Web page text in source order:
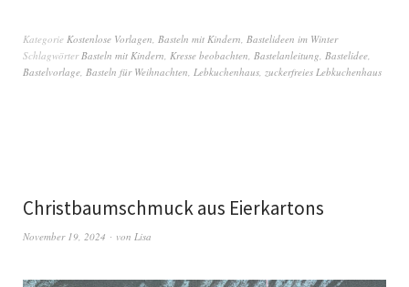
Kategorie Kostenlose Vorlagen, Basteln mit Kindern, Bastelideen im Winter
SchlagwörterBasteln mit Kindern, Kresse beobachten, Bastelanleitung, Bastelidee,
Bastelvorlage, Basteln für Weihnachten, Lebkuchenhaus, zuckerfreies Lebkuchenhaus
Christbaumschmuck aus Eierkartons
November 19, 2024 von Lisa